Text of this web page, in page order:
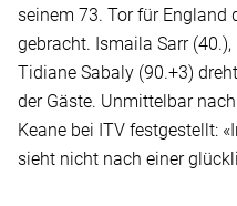
seinem 73. Tor für England
gebracht. Ismaila Sarr
Tidiane Sabaly (90.+3)
der Gäste. Unmittelbar
Keane bei ITV festgestellt:
sieht nicht nach einer